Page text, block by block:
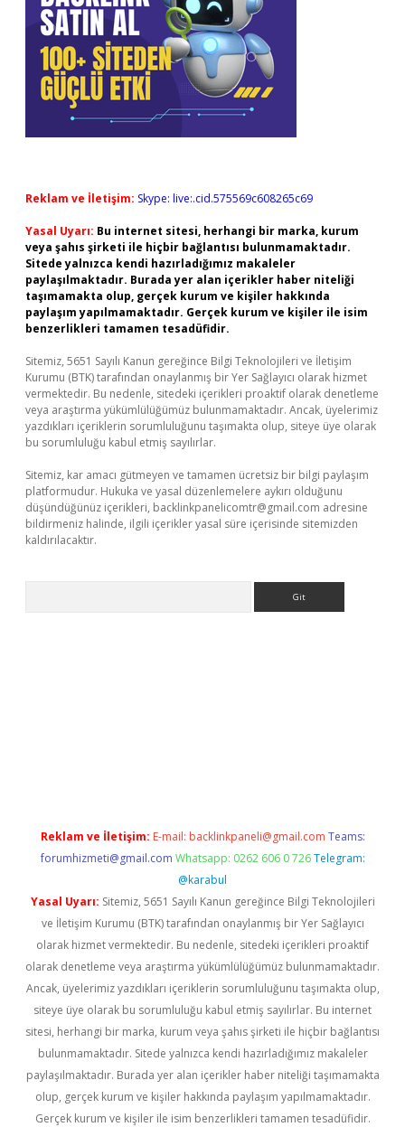
Reklam ve İletişim: Skype: live:.cid.575569c608265c69
Yasal Uyarı: Bu internet sitesi, herhangi bir marka, kurum
veya şahıs şirketi ile hiçbir bağlantısı bulunmamaktadır.
Sitede yalnızca kendi hazırladığımız makaleler
paylaşılmaktadır. Burada yer alan içerikler haber niteliği
taşımamakta olup, gerçek kurum ve kişiler hakkında
paylaşım yapılmamaktadır. Gerçek kurum ve kişiler ile isim
benzerlikleri tamamen tesadüfidir.
Sitemiz, 5651 Sayılı Kanun gereğince Bilgi Teknolojileri ve İletişim
Kurumu (BTK) tarafından onaylanmış bir Yer Sağlayıcı olarak hizmet
vermektedir. Bu nedenle, sitedeki içerikleri proaktif olarak denetleme
veya araştırma yükümlülüğümüz bulunmamaktadır. Ancak, üyelerimiz
yazdıkları içeriklerin sorumluluğunu taşımakta olup, siteye üye olarak
bu sorumluluğu kabul etmiş sayılırlar.
Sitemiz, kar amacı gütmeyen ve tamamen ücretsiz bir bilgi paylaşım
platformudur. Hukuka ve yasal düzenlemelere aykırı olduğunu
düşündüğünüz içerikleri, backlinkpanelicomtr@gmail.com adresine
bildirmeniz halinde, ilgili içerikler yasal süre içerisinde sitemizden
kaldırılacaktır.
Reklam ve İletişim: E-mail: backlinkpaneli@gmail.com Teams:
forumhizmeti@gmail.com Whatsapp: 0262 606 0 726 Telegram:
@karabul
Yasal Uyarı: Sitemiz, 5651 Sayılı Kanun gereğince Bilgi Teknolojileri
ve İletişim Kurumu (BTK) tarafından onaylanmış bir Yer Sağlayıcı
olarak hizmet vermektedir. Bu nedenle, sitedeki içerikleri proaktif
olarak denetleme veya araştırma yükümlülüğümüz bulunmamaktadır.
Ancak, üyelerimiz yazdıkları içeriklerin sorumluluğunu taşımakta olup,
siteye üye olarak bu sorumluluğu kabul etmiş sayılırlar. Bu internet
sitesi, herhangi bir marka, kurum veya şahıs şirketi ile hiçbir bağlantısı
bulunmamaktadır. Sitede yalnızca kendi hazırladığımız makaleler
paylaşılmaktadır. Burada yer alan içerikler haber niteliği taşımamakta
olup, gerçek kurum ve kişiler hakkında paylaşım yapılmamaktadır.
Gerçek kurum ve kişiler ile isim benzerlikleri tamamen tesadüfidir.